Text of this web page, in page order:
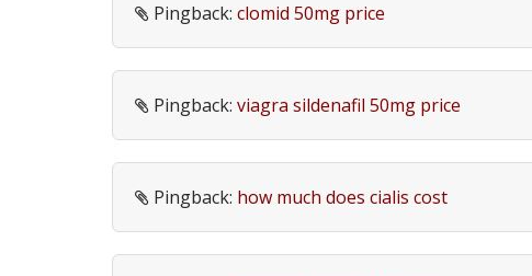
a
t
n
Pingback: clomid 50mg price
Pingback: viagra sildenafil 50mg price
Pingback: how much does cialis cost